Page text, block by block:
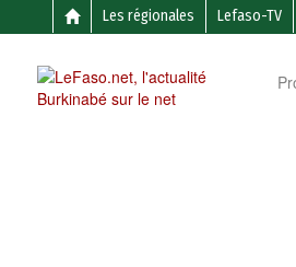
Les régionales Lefaso-TV